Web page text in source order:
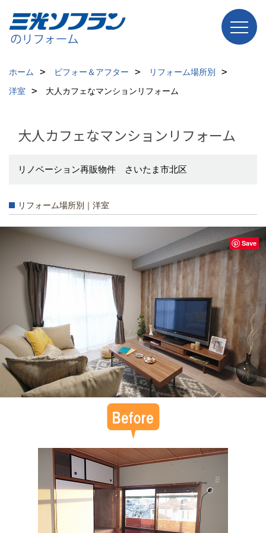
ホーム ビフォー＆アフター
リフォーム場所別
洋室
大人カフェなマンションリフォーム
大人カフェなマンションリフォーム
リノベーション再販物件 さいたま市北区
リフォーム場所別｜洋室
Save